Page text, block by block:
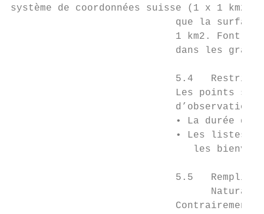
système de coordonnées suisse (1 x 1
que la
1 km2. Font
dans les
5.4
Les points
• La durée
• Les listes
les
5.5   Remplir
Contrairement